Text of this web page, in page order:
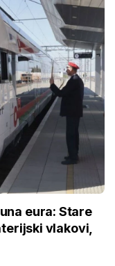
eura: Stare
vlakovi,